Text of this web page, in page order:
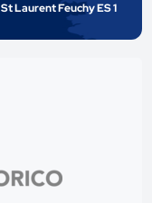
St Laurent Feuchy ES 1